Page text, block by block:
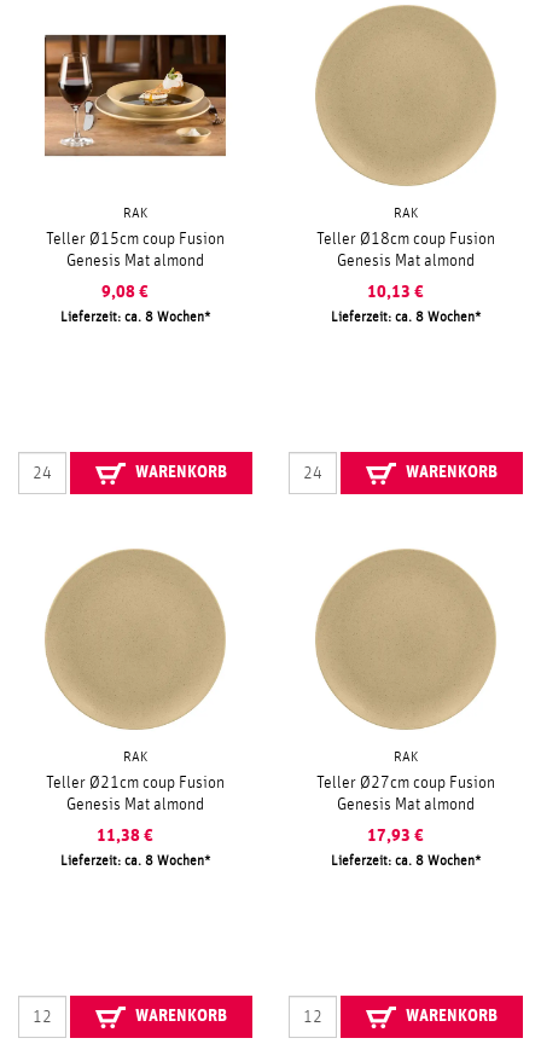
RAK
Teller Ø15cm coup Fusion
Genesis Mat almond
9,08 €
Lieferzeit: ca. 8 Wochen
WARENKORB
RAK
Teller Ø18cm coup Fusion
Genesis Mat almond
10,13 €
Lieferzeit: ca. 8 Wochen
WARENKORB
RAK
Teller Ø21cm coup Fusion
Genesis Mat almond
11,38 €
Lieferzeit: ca. 8 Wochen
WARENKORB
RAK
Teller Ø27cm coup Fusion
Genesis Mat almond
17,93 €
Lieferzeit: ca. 8 Wochen
WARENKORB